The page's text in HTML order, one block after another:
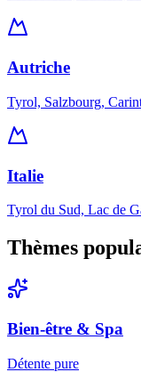
Autriche
Tyrol, Salzbourg,
Italie
Tyrol du Sud, Lac de
Thèmes
Bien-être & Spa
Détente pure